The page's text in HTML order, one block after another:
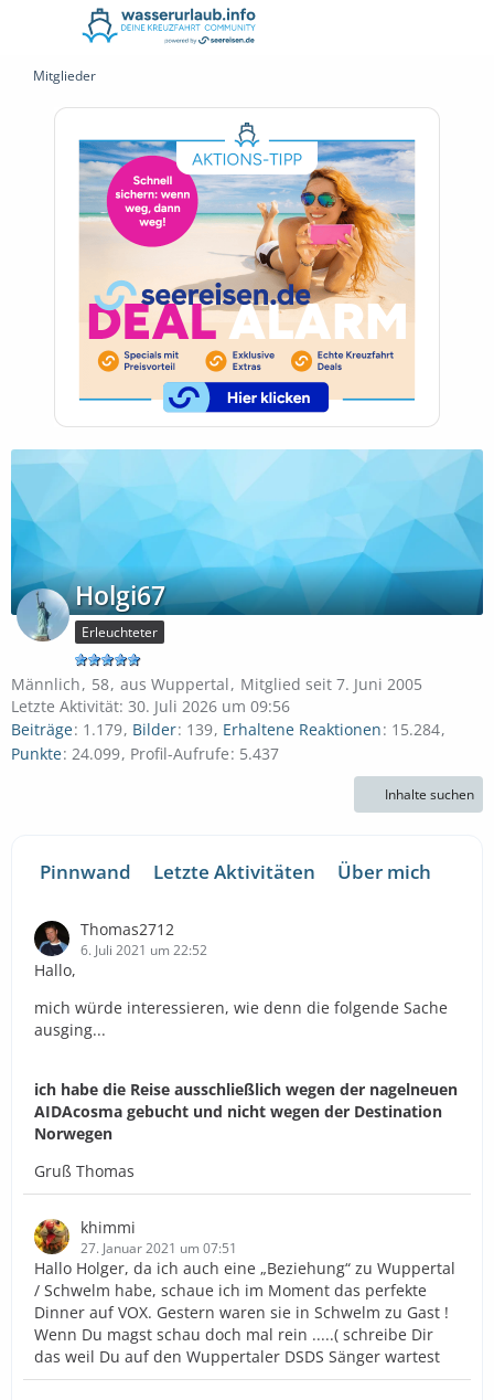
Mitglieder
Holgi67
Erleuchteter
Männlich 58 aus Wuppertal
Mitglied seit 7. Juni 2005
Letzte Aktivität: 30. Juli 2026 um 09:56
Beiträge 1.179 Bilder 139 Erhaltene Reaktionen 15.284
Punkte 24.099 Profil-Aufrufe 5.437
Inhalte suchen
Pinnwand Letzte Aktivitäten Über mich
Thomas2712
6. Juli 2021 um 22:52
Hallo,
mich würde interessieren, wie denn die folgende Sache
ausging...
ich habe die Reise ausschließlich wegen der nagelneuen
AIDAcosma gebucht und nicht wegen der Destination
Norwegen
Gruß Thomas
khimmi
27. Januar 2021 um 07:51
Hallo Holger, da ich auch eine „Beziehung“ zu Wuppertal
/ Schwelm habe, schaue ich im Moment das perfekte
Dinner auf VOX. Gestern waren sie in Schwelm zu Gast !
Wenn Du magst schau doch mal rein .....( schreibe Dir
das weil Du auf den Wuppertaler DSDS Sänger wartest